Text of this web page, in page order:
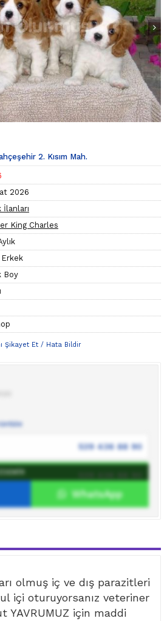
2. Kısım Mah.
2026
İlanları
King Charles
Erkek
Boy
Şikayet Et / Hata Bildir
539 436 88 90
mesaj gönder
WhatsApp
olmuş iç ve dış parazitleri
içi oturuyorsanız veteriner
YAVRUMUZ için maddi